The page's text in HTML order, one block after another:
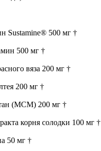
Sustamine® 500 мг †
500 мг †
вяза 200 мг †
200 мг †
(МСМ) 200 мг †
корня солодки 100 мг †
50 мг †